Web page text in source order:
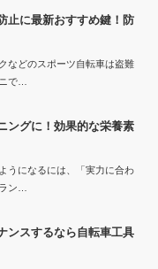
止に最新おすすめ鍵！防
などのスポーツ自転車は盗難
で…
ングに！効果的な栄養素
うになるには、「実力に合わ
ン…
ンスするなら自転車工具